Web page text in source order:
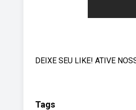
DEIXE SEU LIKE! ATIVE
Tags